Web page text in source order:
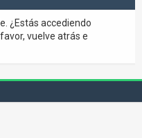
¿Estás accediendo
vuelve atrás e